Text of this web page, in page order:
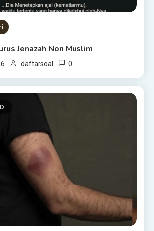
Jenazah Non Muslim
daftarsoal 0